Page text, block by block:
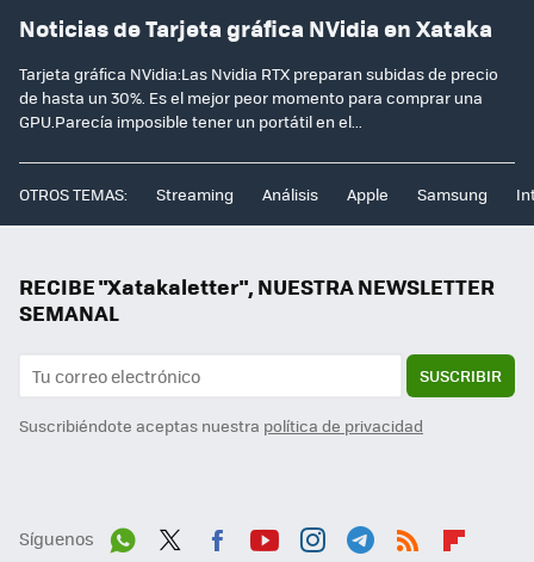
Noticias de Tarjeta gráfica NVidia en Xataka
Tarjeta gráfica NVidia:Las Nvidia RTX preparan subidas de precio
de hasta un 30%. Es el mejor peor momento para comprar una
GPU.Parecía imposible tener un portátil en el...
OTROS TEMAS: Streaming Análisis Apple Samsung
RECIBE "Xatakaletter", NUESTRA NEWSLETTER
SEMANAL
SUSCRIBIR
Suscribiéndote aceptas nuestra política de privacidad
Síguenos